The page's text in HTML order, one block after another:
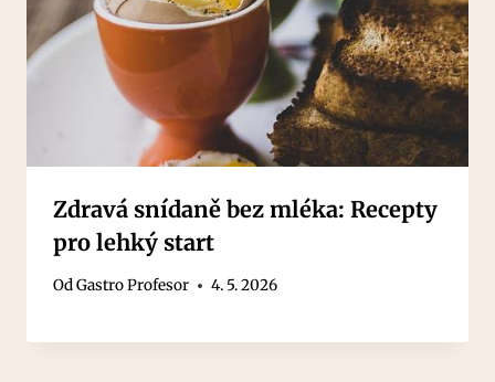
Zdravá snídaně bez mléka: Recepty
pro lehký start
OdGastro Profesor 4. 5. 2026